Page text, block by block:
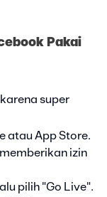
Pakai
super
atau App Store.
izin
pilih "Go Live".